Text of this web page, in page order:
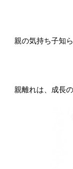
親の気持ち子知
親離れは、成長